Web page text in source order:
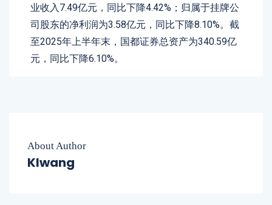
业收入7.49亿元，同比下降4.42%；归属于挂牌公
司股东的净利润为3.58亿元，同比下降8.10%。截
至2025年上半年末，国都证券总资产为340.59亿
元，同比下降6.10%。
About Author
Klwang